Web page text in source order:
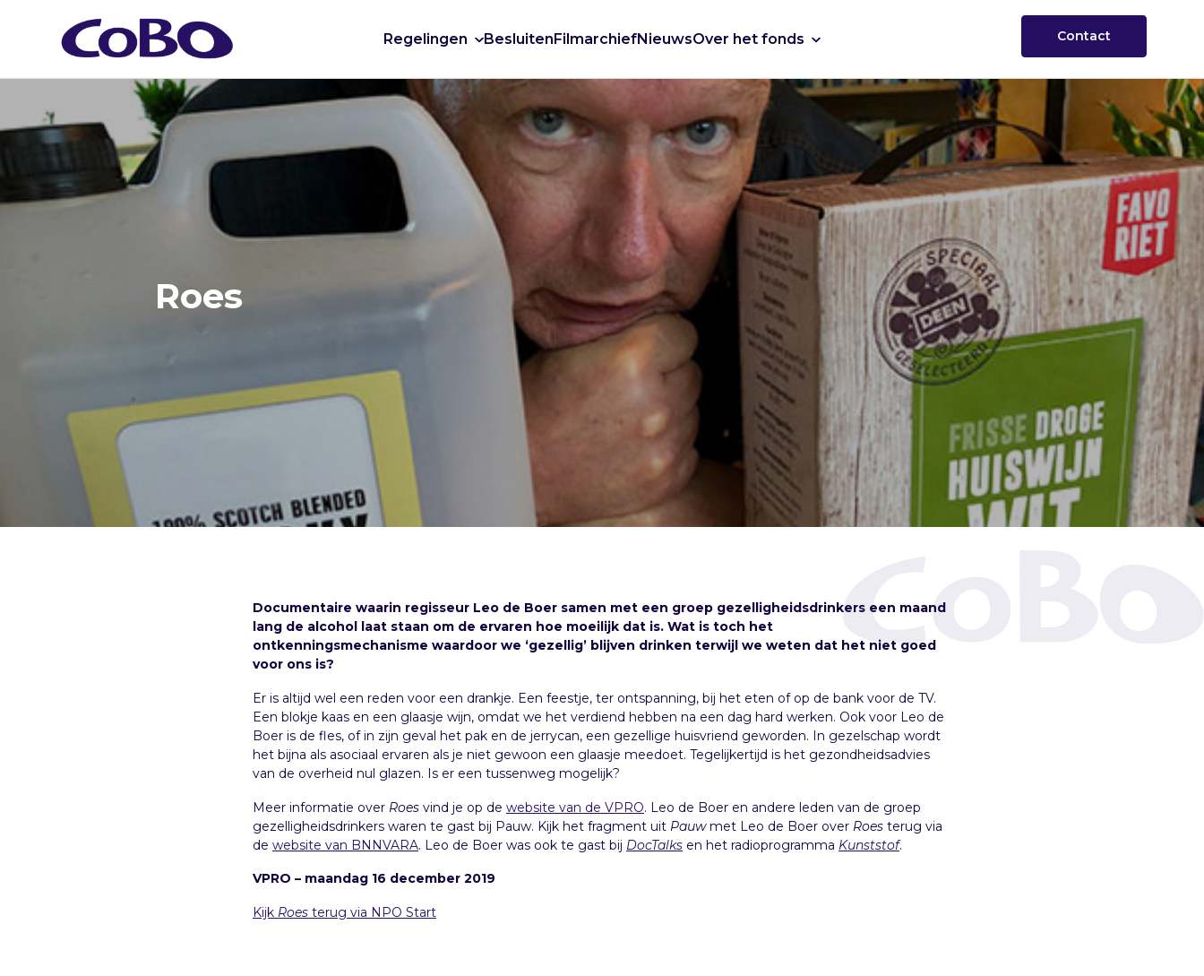
Regelingen BesluitenFilmarchiefNieuwsOver het fonds Contact
Roes
Documentaire waarin regisseur Leo de Boer samen met een groep gezelligheidsdrinkers een maand
lang de alcohol laat staan om de ervaren hoe moeilijk dat is. Wat is toch het
ontkenningsmechanisme waardoor we ‘gezellig’ blijven drinken terwijl we weten dat het niet goed
voor ons is?
Er is altijd wel een reden voor een drankje. Een feestje, ter ontspanning, bij het eten of op de bank voor de TV.
Een blokje kaas en een glaasje wijn, omdat we het verdiend hebben na een dag hard werken. Ook voor Leo de
Boer is de fles, of in zijn geval het pak en de jerrycan, een gezellige huisvriend geworden. In gezelschap wordt
het bijna als asociaal ervaren als je niet gewoon een glaasje meedoet. Tegelijkertijd is het gezondheidsadvies
van de overheid nul glazen. Is er een tussenweg mogelijk?
Meer informatie over Roes vind je op de website van de VPRO. Leo de Boer en andere leden van de groep
gezelligheidsdrinkers waren te gast bij Pauw. Kijk het fragment uit Pauwmet Leo de Boer over Roes terug via
de website van BNNVARA. Leo de Boer was ook te gast bij DocTalks en het radioprogramma Kunststof.
VPRO – maandag 16 december 2019
Kijk Roes terug via NPO Start